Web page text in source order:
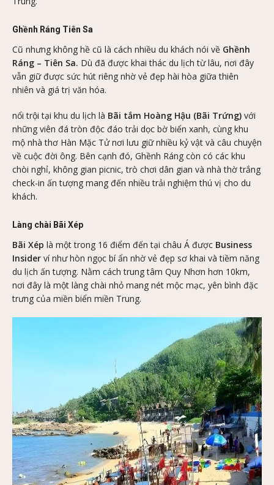
Ghềnh Ráng Tiên Sa
Cũ nhưng không hề cũ là cách nhiều du khách nói về Ghềnh
Ráng – Tiên Sa. Dù đã được khai thác du lịch từ lâu, nơi đây
vẫn giữ được sức hút riêng nhờ vẻ đẹp hài hòa giữa thiên
nhiên và giá trị văn hóa.
nổi trội tại khu du lịch là Bãi tắm Hoàng Hậu (Bãi Trứng) với
những viên đá tròn độc đáo trải dọc bờ biển xanh, cùng khu
mộ nhà thơ Hàn Mặc Tử nơi lưu giữ nhiều kỷ vật và câu chuyện
về cuộc đời ông. Bên cạnh đó, Ghềnh Ráng còn có các khu
chòi nghỉ, không gian picnic, trò chơi dân gian và nhà thờ trắng
check-in ấn tượng mang đến nhiều trải nghiệm thú vị cho du
khách.
Làng chài Bãi Xép
Bãi Xép là một trong 16 điểm đến tại châu Á được Business
Insider ví như hòn ngọc bí ẩn nhờ vẻ đẹp sơ khai và tiềm năng
du lịch ấn tượng. Nằm cách trung tâm Quy Nhơn hơn 10km,
nơi đây là một làng chài nhỏ mang nét mộc mạc, yên bình đặc
trưng của miền biển miền Trung.